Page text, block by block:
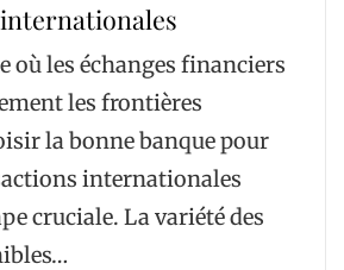
où les échanges financiers
les frontières
la bonne banque pour
internationales
cruciale. La variété des